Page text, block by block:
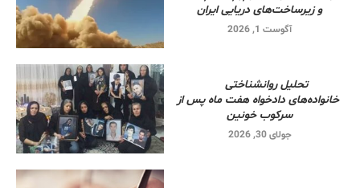
و زیرساخت‌های دریایی ایران
آگوست 1, 2026
تحلیل روانشناختی
خانواده‌های دادخواه هفت ماه پس از
سرکوب خونین
جولای 30, 2026